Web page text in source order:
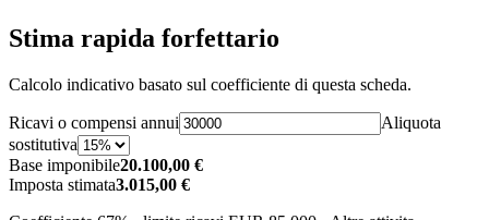
Stima rapida forfettario
Calcolo indicativo basato sul coefficiente di questa scheda.
Ricavi o compensi annui
Aliquota
sostitutiva
Base imponibile20.100,00 €
Imposta stimata3.015,00 €